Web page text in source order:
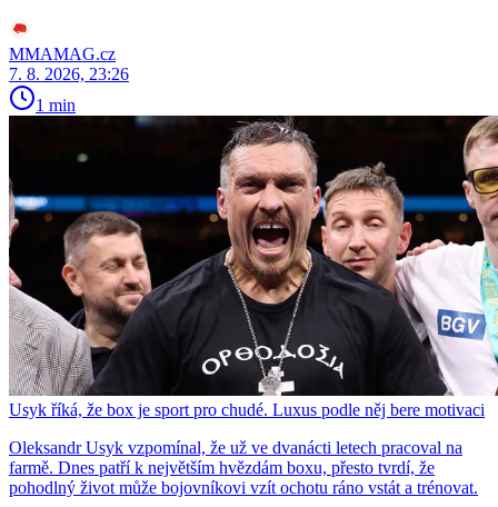
MMAMAG.cz
7. 8. 2026, 23:26
1 min
Usyk říká, že box je sport pro chudé. Luxus podle něj bere motivaci
Oleksandr Usyk vzpomínal, že už ve dvanácti letech pracoval na
farmě. Dnes patří k největším hvězdám boxu, přesto tvrdí, že
pohodlný život může bojovníkovi vzít ochotu ráno vstát a trénovat.